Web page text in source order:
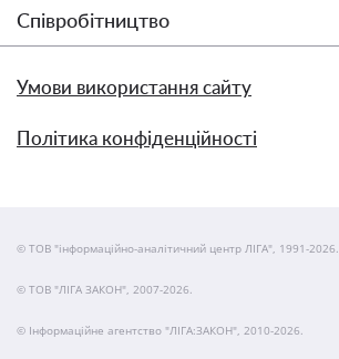
Співробітництво
Умови використання сайту
Політика конфіденційності
© ТОВ "інформаційно-аналітичний центр ЛІГА", 1991-2026.
© ТОВ "ЛІГА ЗАКОН", 2007-2026.
© Інформаційне агентство "ЛІГА:ЗАКОН", 2010-2026.